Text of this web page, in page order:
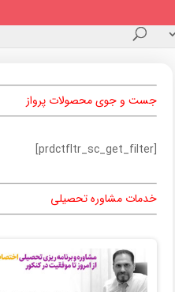
جست و جوی محصولات پرواز
[prdctfltr_sc_get_filter]
خدمات مشاوره تحصیلی